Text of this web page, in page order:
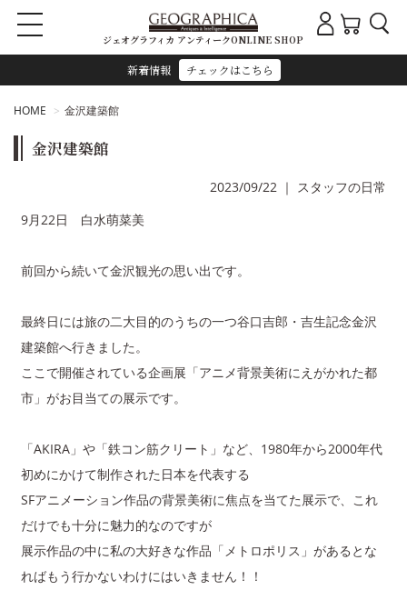
新着情報 チェックはこちら
ジェオグラフィカ アンティークONLINE SHOP
HOME 金沢建築館
金沢建築館
2023/09/22 ｜ スタッフの日常
9月22日 白水萌菜美
前回から続いて金沢観光の思い出です。
最終日には旅の二大目的のうちの一つ谷口吉郎・吉生記念金沢
建築館へ行きました。
ここで開催されている企画展「アニメ背景美術にえがかれた都
市」がお目当ての展示です。
「AKIRA」や「鉄コン筋クリート」など、1980年から2000年代
初めにかけて制作された日本を代表する
SFアニメーション作品の背景美術に焦点を当てた展示で、これ
だけでも十分に魅力的なのですが
展示作品の中に私の大好きな作品「メトロポリス」があるとな
ればもう行かないわけにはいきません！！